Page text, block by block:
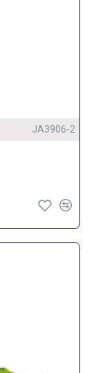
JA3906-2